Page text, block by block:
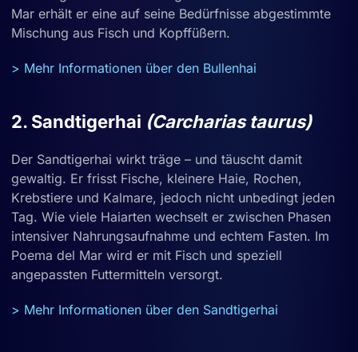
Mar erhält er eine auf seine Bedürfnisse abgestimmte
Mischung aus Fisch und Kopffüßern.
> Mehr Informationen über den Bullenhai
2. Sandtigerhai (Carcharias taurus)
Der Sandtigerhai wirkt träge – und täuscht damit
gewaltig. Er frisst Fische, kleinere Haie, Rochen,
Krebstiere und Kalmare, jedoch nicht unbedingt jeden
Tag. Wie viele Haiarten wechselt er zwischen Phasen
intensiver Nahrungsaufnahme und echtem Fasten. Im
Poema del Mar wird er mit Fisch und speziell
angepassten Futtermitteln versorgt.
> Mehr Informationen über den Sandtigerhai